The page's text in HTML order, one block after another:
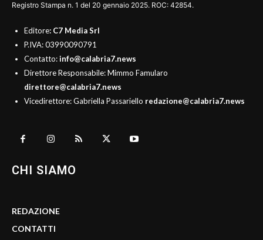
Registro Stampa n. 1 del 20 gennaio 2025. ROC: 42854.
Editore: C7 Media Srl
P.IVA: 03990090791
Contatto:info@calabria7.news
Direttore Responsabile: Mimmo Famularo
direttore@calabria7.news
Vicedirettore: Gabriella Passariello redazione@calabria7.news
CHI SIAMO
REDAZIONE
CONTATTI